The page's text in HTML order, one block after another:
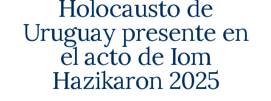
Holocausto de
Uruguay presente en
el acto de Iom
Hazikaron 2025